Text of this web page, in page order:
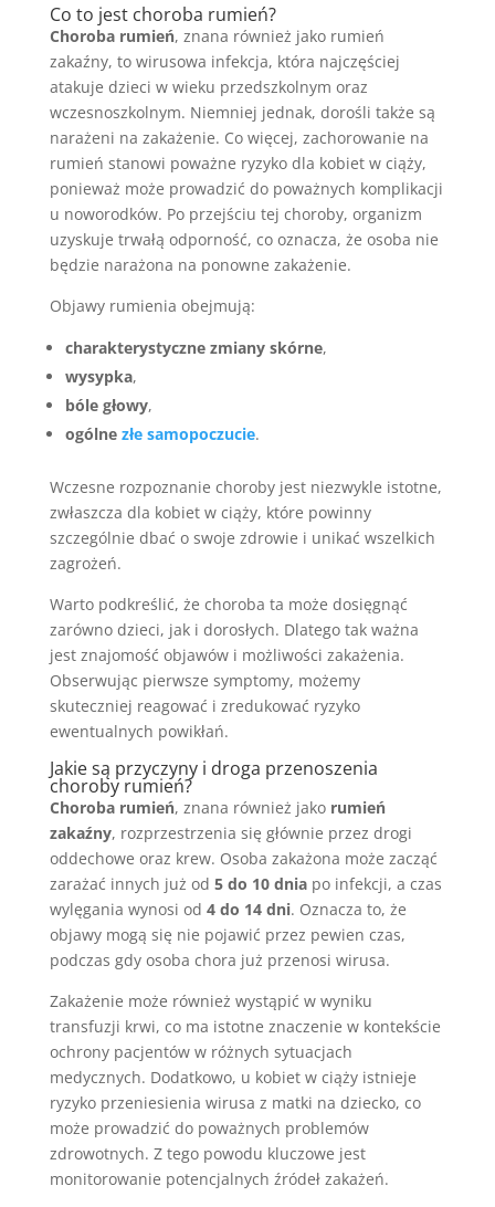
Co to jest choroba rumień?
Choroba rumień, znana również jako rumień
zakaźny, to wirusowa infekcja, która najczęściej
atakuje dzieci w wieku przedszkolnym oraz
wczesnoszkolnym. Niemniej jednak, dorośli także są
narażeni na zakażenie. Co więcej, zachorowanie na
rumień stanowi poważne ryzyko dla kobiet w ciąży,
ponieważ może prowadzić do poważnych komplikacji
u noworodków. Po przejściu tej choroby, organizm
uzyskuje trwałą odporność, co oznacza, że osoba nie
będzie narażona na ponowne zakażenie.
Objawy rumienia obejmują:
charakterystyczne zmiany skórne,
wysypka,
bóle głowy,
ogólne złe samopoczucie.
Wczesne rozpoznanie choroby jest niezwykle istotne,
zwłaszcza dla kobiet w ciąży, które powinny
szczególnie dbać o swoje zdrowie i unikać wszelkich
zagrożeń.
Warto podkreślić, że choroba ta może dosięgnąć
zarówno dzieci, jak i dorosłych. Dlatego tak ważna
jest znajomość objawów i możliwości zakażenia.
Obserwując pierwsze symptomy, możemy
skuteczniej reagować i zredukować ryzyko
ewentualnych powikłań.
Jakie są przyczyny i droga przenoszenia
choroby rumień?
Choroba rumień, znana również jako rumień
zakaźny, rozprzestrzenia się głównie przez drogi
oddechowe oraz krew. Osoba zakażona może zacząć
zarażać innych już od 5 do 10 dniapo infekcji, a czas
wylęgania wynosi od 4 do 14 dni. Oznacza to, że
objawy mogą się nie pojawić przez pewien czas,
podczas gdy osoba chora już przenosi wirusa.
Zakażenie może również wystąpić w wyniku
transfuzji krwi, co ma istotne znaczenie w kontekście
ochrony pacjentów w różnych sytuacjach
medycznych. Dodatkowo, u kobiet w ciąży istnieje
ryzyko przeniesienia wirusa z matki na dziecko, co
może prowadzić do poważnych problemów
zdrowotnych. Z tego powodu kluczowe jest
monitorowanie potencjalnych źródeł zakażeń.